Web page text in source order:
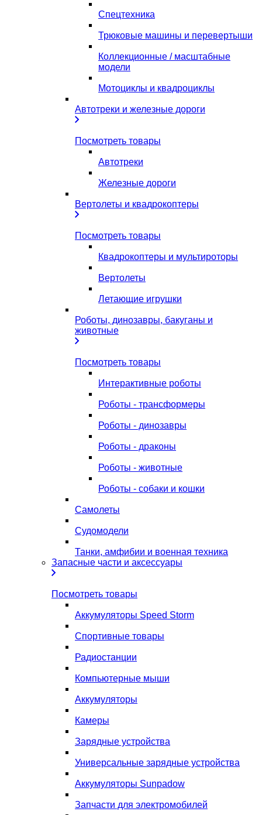
Спецтехника
Трюковые машины и перевертыши
Коллекционные / масштабные
модели
Мотоциклы и квадроциклы
Автотреки и железные дороги
Посмотреть товары
Автотреки
Железные дороги
Вертолеты и квадрокоптеры
Посмотреть товары
Квадрокоптеры и мультироторы
Вертолеты
Летающие игрушки
Роботы, динозавры, бакуганы и
животные
Посмотреть товары
Интерактивные роботы
Роботы - трансформеры
Роботы - динозавры
Роботы - драконы
Роботы - животные
Роботы - собаки и кошки
Самолеты
Судомодели
Танки, амфибии и военная техника
Запасные части и аксессуары
Посмотреть товары
Аккумуляторы Speed Storm
Спортивные товары
Радиостанции
Компьютерные мыши
Аккумуляторы
Камеры
Зарядные устройства
Универсальные зарядные устройства
Аккумуляторы Sunpadow
Запчасти для электромобилей